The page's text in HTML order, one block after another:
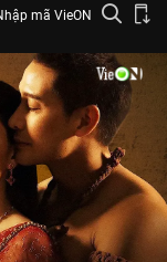
mã VieON